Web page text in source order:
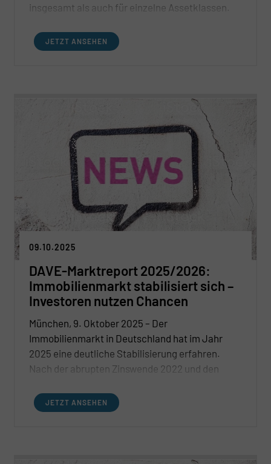
insgesamt als auch für einzelne Assetklassen.
Immobilienmesse mit guter Frequenz und
qualitativ hochwertigen Gesprächen.
aktuellen Marktchancen gezielt zu nutzen.
JETZT ANSEHEN
09.10.2025
DAVE-Marktreport 2025/2026:
Immobilienmarkt stabilisiert sich –
Investoren nutzen Chancen
München, 9. Oktober 2025 – Der
Immobilienmarkt in Deutschland hat im Jahr
2025 eine deutliche Stabilisierung erfahren.
Nach der abrupten Zinswende 2022 und den
der Markt inzwischen auf ein neues
Gleichgewicht eingestellt. Dies zeigt der aktuelle
25 Immobilienstandorten in Deutschland und
JETZT ANSEHEN